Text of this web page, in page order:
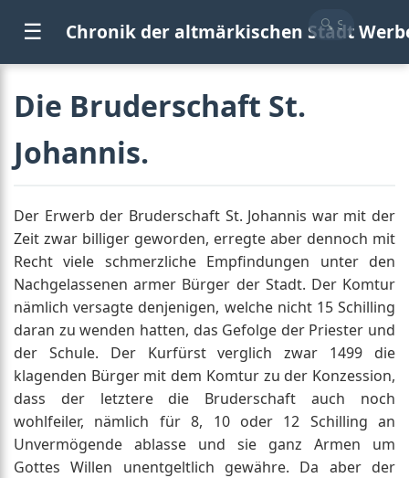
☰ Chronik der altmärkischen Stadt
Die Bruderschaft St.
Johannis.
Der Erwerb der Bruderschaft St. Johannis war mit der
Zeit zwar billiger geworden, erregte aber dennoch mit
Recht viele schmerzliche Empfindungen unter den
Nachgelassenen armer Bürger der Stadt. Der Komtur
nämlich versagte denjenigen, welche nicht 15 Schilling
daran zu wenden hatten, das Gefolge der Priester und
der Schule. Der Kurfürst verglich zwar 1499 die
klagenden Bürger mit dem Komtur zu der Konzession,
dass der letztere die Bruderschaft auch noch
wohlfeiler, nämlich für 8, 10 oder 12 Schilling an
Unvermögende ablasse und sie ganz Armen um
Gottes Willen unentgeltlich gewähre. Da aber der